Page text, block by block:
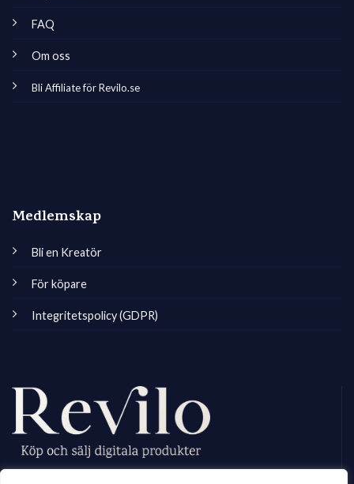
FAQ
Om oss
Bli Affiliate för Revilo.se
Medlemskap
Bli en Kreatör
För köpare
Integritetspolicy (GDPR)